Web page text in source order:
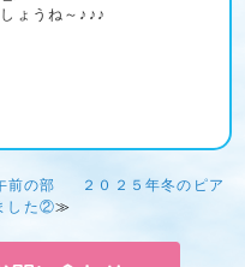
ょうね～♪♪♪
前の部
２０２５年冬のピア
した②≫